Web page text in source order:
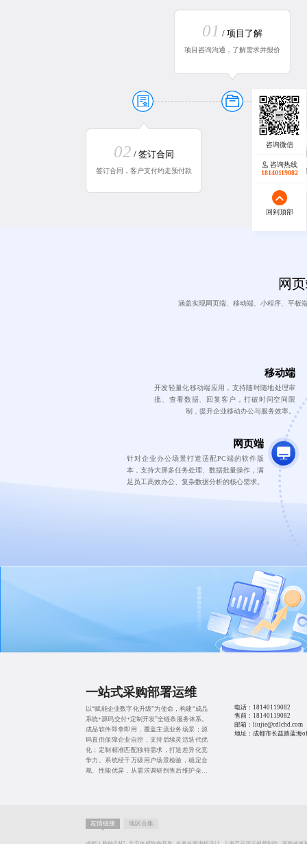
01 / 项目了解
项目咨询沟通，了解需求并报价
02 / 签订合同
签订合同，客户支付约走预付款 设计创
网
涵盖实现网页端、移动端、小程序、平板
移动端
开发轻量化移动端应用，支持随时随地处理审
批、查看数据、回复客户，打破时间空间限
制，提升企业移动办公与服务效率。
网页端
针对企业办公场景打造适配PC端的软件版
本，支持大屏多任务处理、数据批量操作，满
足员工高效办公、复杂数据分析的核心需求。
咨询热线
18140119082
回到顶部
一站式采购部署运维
以“赋能企业数字化升级”为使命，构建“成品
系统+源码交付+定制开发”全链条服务体系。
成品软件即拿即用，覆盖主流业务场景；源
码直供保障企业自控，支持后续灵活迭代优
化；定制精准匹配独特需求，打造差异化竞
争力。系统经千万级用户场景检验，稳定合
规、性能优异，从需求调研到售后维护全程
电话： 18140119082
售前： 18140119082
邮箱：liujie@cdlchd.com
地址：成都市长益路蓝海
友情链接 地区合集